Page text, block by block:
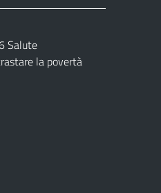
Salute
la povertà